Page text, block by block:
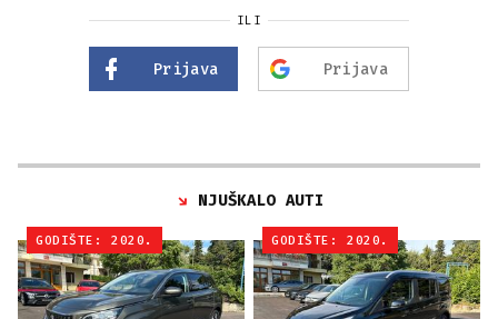
ILI
Prijava Prijava
NJUŠKALO AUTI
GODIŠTE: 2020. GODIŠTE: 2020.